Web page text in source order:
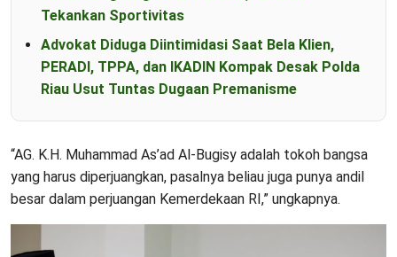
Tekankan Sportivitas
Advokat Diduga Diintimidasi Saat Bela Klien,
PERADI, TPPA, dan IKADIN Kompak Desak Polda
Riau Usut Tuntas Dugaan Premanisme
“AG. K.H. Muhammad As’ad Al-Bugisy adalah tokoh bangsa
yang harus diperjuangkan, pasalnya beliau juga punya andil
besar dalam perjuangan Kemerdekaan RI,” ungkapnya.